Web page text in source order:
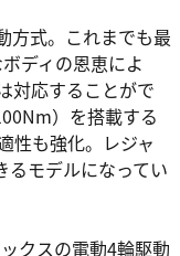
方式。これまでも最
ディの恩恵によ
対応することがで
）を搭載する
性も強化。レジャ
るモデルになってい
クスの電動4輪駆動